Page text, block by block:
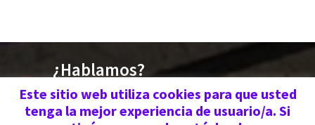
¿Hablamos?
676 030 719 | 670 773
Este sitio web utiliza cookies para que usted
tenga la mejor experiencia de usuario/a. Si